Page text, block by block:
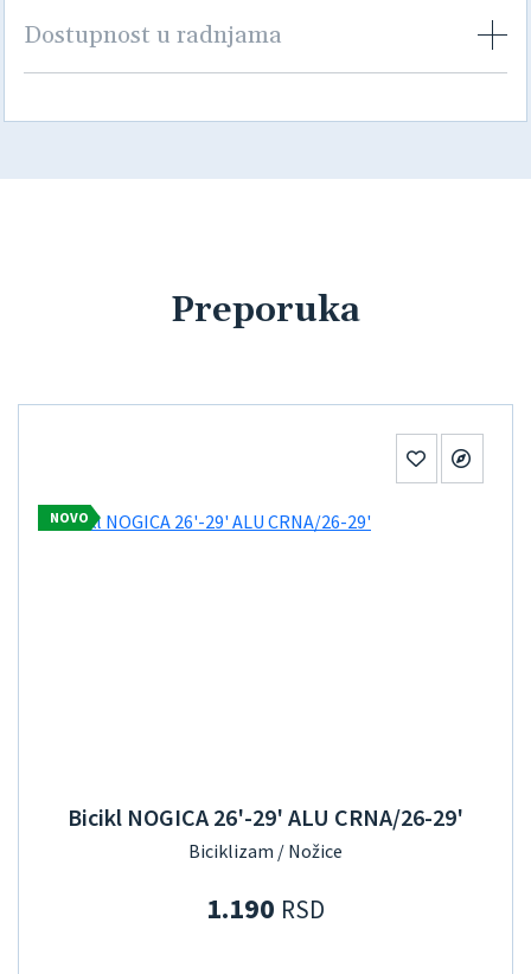
Dostupnost u radnjama
Preporuka
NOVO
Bicikl NOGICA 26'-29' ALU CRNA/26-29'
Biciklizam / Nožice
1.190 RSD